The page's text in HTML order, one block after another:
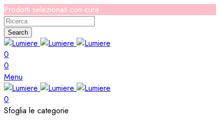
Prodotti selezionati con cura
Search
0
0
Menu
0
Sfoglia le categorie